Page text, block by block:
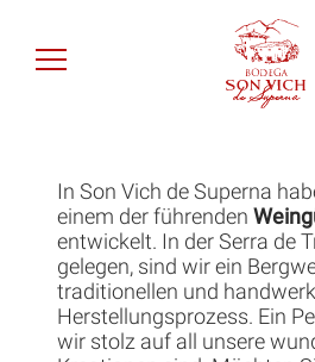
Weine
Weinproben
In Son Vich de Superna
einem der führenden
entwickelt. In der Serra de
gelegen, sind wir ein
traditionellen und
Herstellungsprozess. Ein
wir stolz auf all unsere